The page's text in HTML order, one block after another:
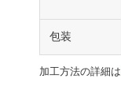
包装
加工方法の詳細は